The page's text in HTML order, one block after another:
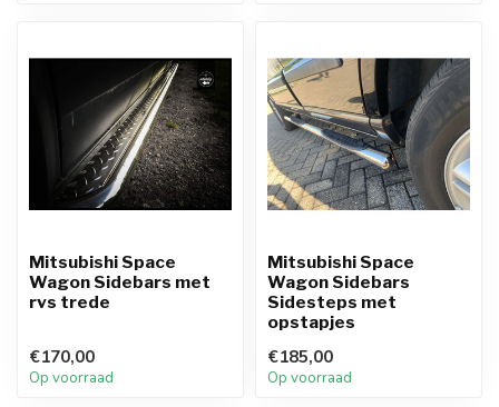
Mitsubishi Space
Wagon Sidebars met
rvs trede
€170,00
Op voorraad
Mitsubishi Space
Wagon Sidebars
Sidesteps met
opstapjes
€185,00
Op voorraad